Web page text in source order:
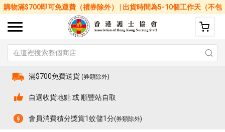
購物滿$700即可免運費（禮券除外） | 出貨時間為5-10個工作天（不包
括星期六、日及公眾假期）
滿$700免費送貨 (券類除外)
自選收貨地點 或 順豐站自取
會員消費積分獎賞1蚊儲1分(券類除外)